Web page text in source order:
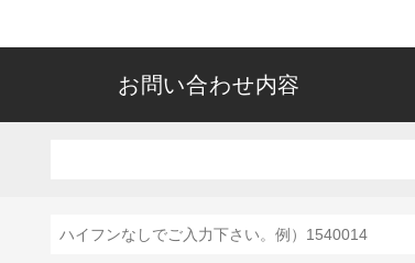
お問い合わせ内容